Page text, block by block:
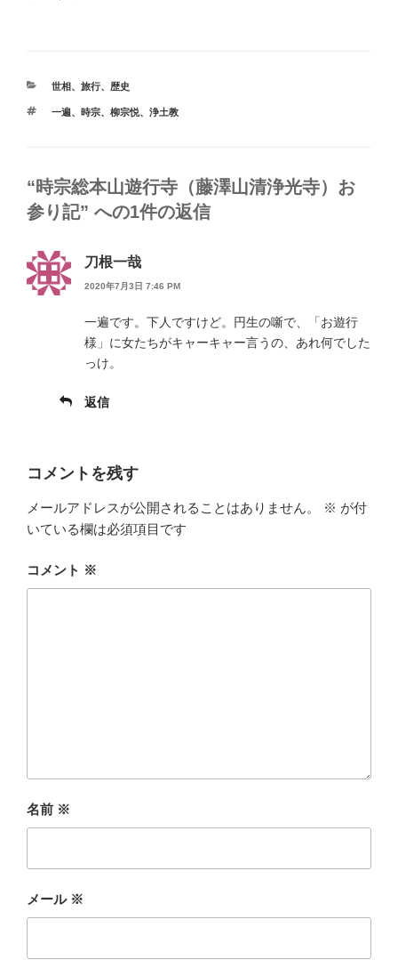
カ
世相、 旅行、 歴史
タ
一遍、 時宗、 柳宗悦、 浄土教
“時宗総本山遊行寺（藤澤山清浄光寺）お
参り記” への1件の返信
刀根一哉
2020年7月3日 7:46 PM
一遍です。下人ですけど。円生の噺で、「お遊行
様」に女たちがキャーキャー言うの、あれ何でした
っけ。
返信
コメントを残す
メールアドレスが公開されることはありません。 ※ が付
いている欄は必須項目です
コメント ※
名前 ※
メール ※